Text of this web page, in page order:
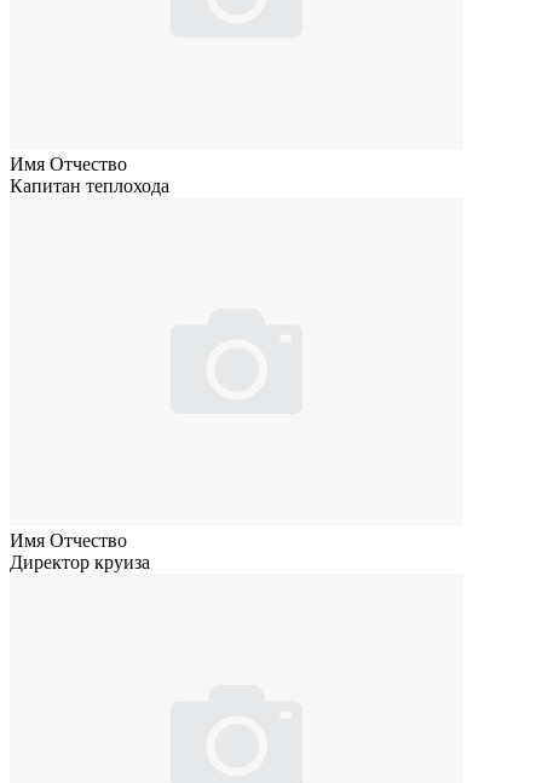
Имя Отчество
Капитан теплохода
Имя Отчество
Директор круиза